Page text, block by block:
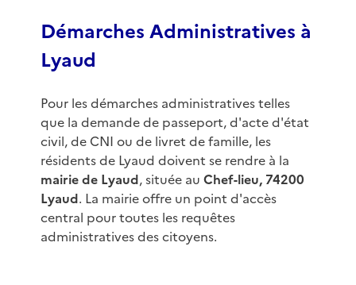
Démarches Administratives à
Lyaud
Pour les démarches administratives telles
que la demande de passeport, d'acte d'état
civil, de CNI ou de livret de famille, les
résidents de Lyaud doivent se rendre à la
mairie de Lyaud, située au Chef-lieu, 74200
Lyaud. La mairie offre un point d'accès
central pour toutes les requêtes
administratives des citoyens.